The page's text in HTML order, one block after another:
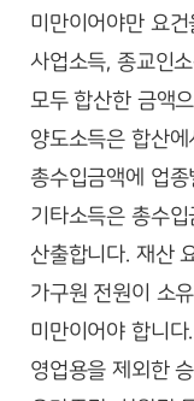
미만이어야만 요
사업소득, 종교인
모두 합산한 금액
양도소득은 합산
총수입금액에 업
기타소득은 총수
산출합니다. 재산
가구원 전원이 소
미만이어야 합니
영업용을 제외한